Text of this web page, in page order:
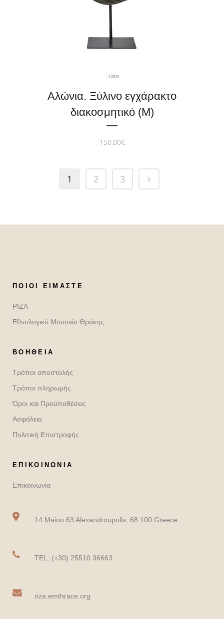
Ξύλο
Αλώνια. Ξύλινο εγχάρακτο
διακοσμητικό (M)
150,00€
1 2 3
ΠΟΙΟΙ ΕΊΜΑΣΤΕ
ΡΙΖΑ
Εθνολογικό Μουσείο Θράκης
ΒΟΉΘΕΙΑ
Τρόποι αποστολής
Τρόποι πληρωμής
Όροι και Προϋποθέσεις
Ασφάλεια
Πολιτική Επιστροφής
ΕΠΙΚΟΙΝΩΝΙΑ
Επικοινωνία
14 Maiou 63 Alexandroupolis, 68 100 Greece
TEL: (+30) 25510 36663
riza.emthrace.org